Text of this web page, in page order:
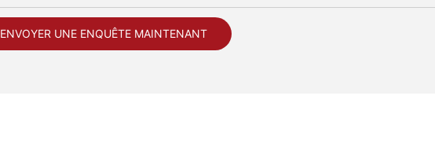
ENVOYER UNE ENQUÊTE MAINTENANT